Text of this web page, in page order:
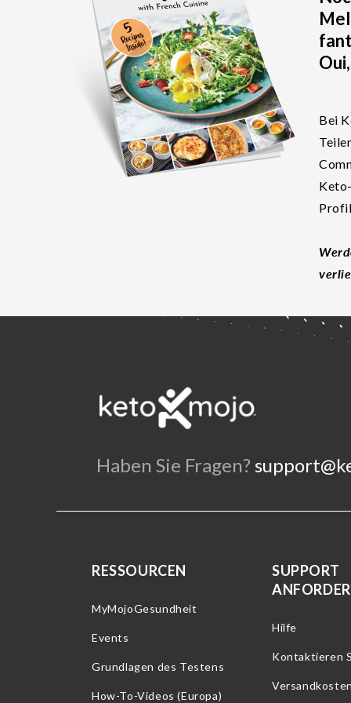
Bei
Haben Sie Fragen?
RESSOURCEN
MyMojoGesundheit
Events
Grundlagen des Testens
How-To-Videos (Europa)
SUPPORT
Hilfe
Kontaktieren